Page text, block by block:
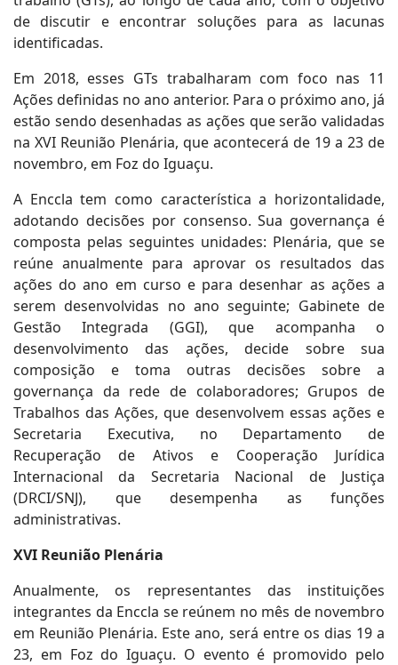
de discutir e encontrar soluções para as lacunas
identificadas.
Em 2018, esses GTs trabalharam com foco nas 11
Ações definidas no ano anterior. Para o próximo ano, já
estão sendo desenhadas as ações que serão validadas
na XVI Reunião Plenária, que acontecerá de 19 a 23 de
novembro, em Foz do Iguaçu.
A Enccla tem como característica a horizontalidade,
adotando decisões por consenso. Sua governança é
composta pelas seguintes unidades: Plenária, que se
reúne anualmente para aprovar os resultados das
ações do ano em curso e para desenhar as ações a
serem desenvolvidas no ano seguinte; Gabinete de
Gestão Integrada (GGI), que acompanha o
desenvolvimento das ações, decide sobre sua
composição e toma outras decisões sobre a
governança da rede de colaboradores; Grupos de
Trabalhos das Ações, que desenvolvem essas ações e
Secretaria Executiva, no Departamento de
Recuperação de Ativos e Cooperação Jurídica
Internacional da Secretaria Nacional de Justiça
(DRCI/SNJ), que desempenha as funções
administrativas.
XVI Reunião Plenária
Anualmente, os representantes das instituições
integrantes da Enccla se reúnem no mês de novembro
em Reunião Plenária. Este ano, será entre os dias 19 a
23, em Foz do Iguaçu. O evento é promovido pelo